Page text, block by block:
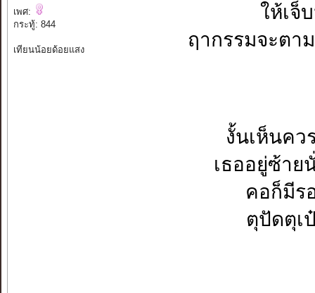
เพศ:
กระทู้: 844
เทียนน้อยด้อยแสง
ให้เจ็
ฤากรรมจะตา
งั้นเห็นคว
เธออยู่ซ้าย
คอก็มีร
ตุปัดตุเ